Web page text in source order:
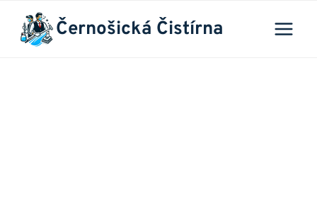
Přeskočit
obsah
Černošická Čistírna